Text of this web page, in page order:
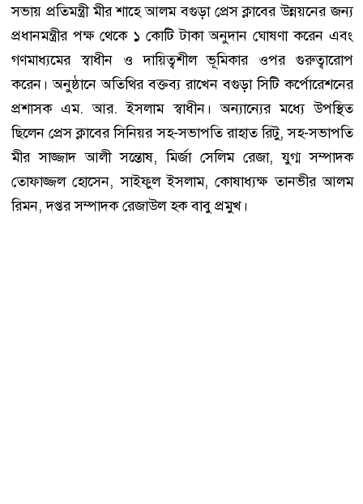
সভায় প্রতিমন্ত্রী মীর শাহে আলম বগুড়া প্রেস ক্লাবের উন্নয়নের জন্য
প্রধানমন্ত্রীর পক্ষ থেকে ১ কোটি টাকা অনুদান ঘোষণা করেন এবং
গণমাধ্যমের স্বাধীন ও দায়িত্বশীল ভূমিকার ওপর গুরুত্বারোপ
করেন। অনুষ্ঠানে অতিথির বক্তব্য রাখেন বগুড়া সিটি কর্পোরেশনের
প্রশাসক এম. আর. ইসলাম স্বাধীন। অন্যান্যের মধ্যে উপস্থিত
ছিলেন প্রেস ক্লাবের সিনিয়র সহ-সভাপতি রাহাত রিটু, সহ-সভাপতি
মীর সাজ্জাদ আলী সন্তোষ, মির্জা সেলিম রেজা, যুগ্ম সম্পাদক
তোফাজ্জল হোসেন, সাইফুল ইসলাম, কোষাধ্যক্ষ তানভীর আলম
রিমন, দপ্তর সম্পাদক রেজাউল হক বাবু প্রমুখ।